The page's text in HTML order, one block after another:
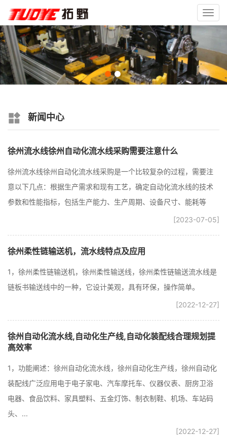
新闻中心
徐州流水线徐州自动化流水线采购需要注意什么
徐州流水线徐州自动化流水线采购是一个比较复杂的过程，需要注
意以下几点：根据生产需求和现有工艺，确定自动化流水线的技术
参数和性能指标，包括生产能力、生产周期、设备尺寸、能耗等
[2023-07-05]
徐州柔性链输送机，流水线特点及应用
1，徐州柔性链输送机，徐州柔性输送线，徐州柔性链输送流水线是
链板书输送线中的一种，它设计美观，具有环保，操作简单。
[2022-12-27]
徐州自动化流水线,自动化生产线,自动化装配线合理规划提
高效率
1，功能阐述：徐州自动化流水线，徐州自动化生产线，徐州自动化
装配线广泛应用电于电子家电、汽车摩托车、仪器仪表、厨房卫浴
电器、食品饮料、家具塑料、五金灯饰、制衣制鞋、机场、车站码
头、...
[2022-12-27]